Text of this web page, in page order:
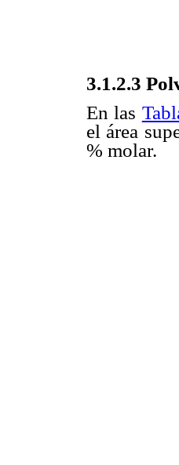
3.1.2.3
En las
el área
% molar.